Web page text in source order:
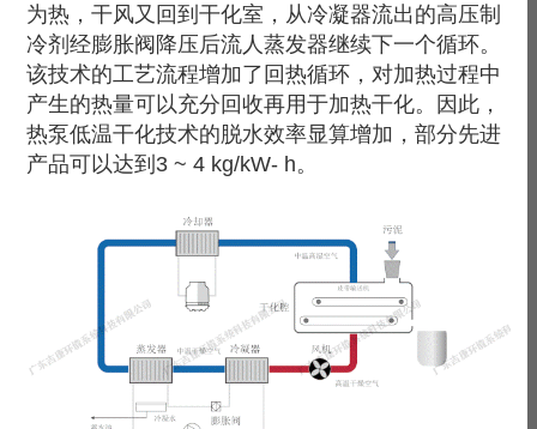
为热，干风又回到干化室，从冷凝器流出的高压制
冷剂经膨胀阀降压后流人蒸发器继续下一个循环。
该技术的工艺流程增加了回热循环，对加热过程中
产生的热量可以充分回收再用于加热干化。因此，
热泵低温干化技术的脱水效率显算增加，部分先进
产品可以达到3 ~ 4 kg/kW- h。